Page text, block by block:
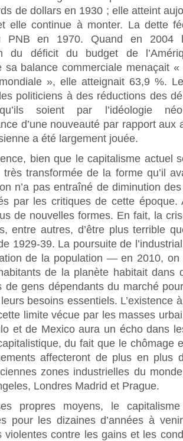
de dollars en 1930 ; elle atteint
elle continue à monter. La dette
PNB en 1970. Quand en 2004
du déficit du budget de
sa balance commerciale menaçait
mondiale », elle atteignait 63,9 %.
politiciens à des réductions des
soient par l’idéologie
d’une nouveauté par rapport
a été largement jouée.
bien que le capitalisme actuel
très transformée de la forme qu’il
n’a pas entraîné de diminution
par les critiques de cette
de nouvelles formes. En fait, la
entre autres, d’être plus terrible
1929-39. La poursuite de
de la population — en 2010,
de la planète habitait
de gens dépendants du marché
besoins essentiels. L’existence
limite vécue par les masses
et de Mexico aura un écho dans
du fait que le chômage
affecteront de plus en plus
zones industrielles du
Londres Madrid et Prague.
propres moyens, le
pour les dizaines d’années à
violentes contre les gains et les